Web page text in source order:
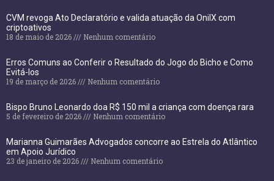
CVM revoga Ato Declaratório e valida atuação da OnilX com
criptoativos
18 de maio de 2026
Nenhum comentário
Erros Comuns ao Conferir o Resultado do Jogo do Bicho e Como
Evitá-los
19 de março de 2026
Nenhum comentário
Bispo Bruno Leonardo doa R$ 150 mil a criança com doença rara
5 de fevereiro de 2026
Nenhum comentário
Marianna Guimarães Advogados concorre ao Estrela do Atlântico
em Apoio Jurídico
23 de janeiro de 2026
Nenhum comentário